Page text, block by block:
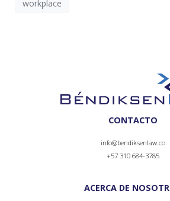
workplace
CONTACTO
info@bendiksenlaw.co
+57 310 684-3785
ACERCA DE